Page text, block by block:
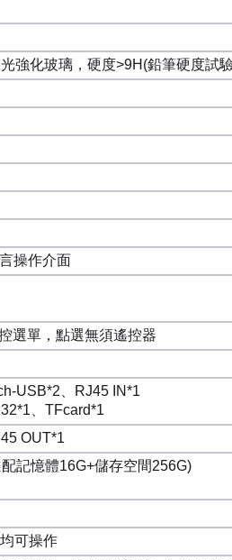
強化玻璃，硬度>9H(鉛筆硬度試
操作介面
選單，點選無須遙控器
USB*2、RJ45 IN*1
、TFcard*1
OUT*1
記憶體16G+儲存空間256G)
可操作